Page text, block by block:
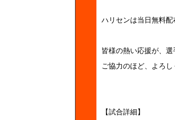
ハリセンは当日無料配
皆様の熱い応援が、選
ご協力のほど、よろし
【試合詳細】